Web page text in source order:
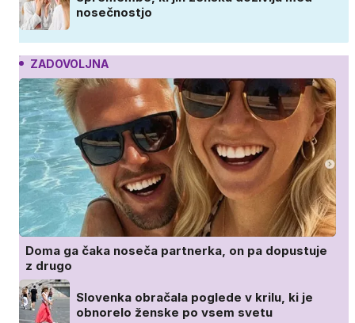
nosečnostjo
ZADOVOLJNA
Doma ga čaka noseča partnerka, on pa dopustuje
z drugo
Slovenka obračala poglede v krilu, ki je
obnorelo ženske po vsem svetu